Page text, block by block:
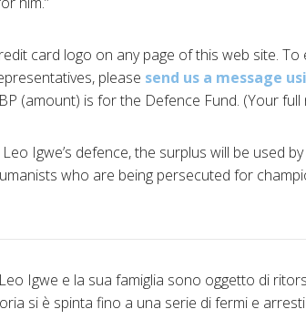
card logo on any page of this web site.
please send us a message
(amount) is for the Defence Fund. (Your full
Igwe’s defence, the surplus will be used
who are being persecuted for
Igwe e la sua famiglia sono oggetto di
si è spinta fino a una serie di fermi e